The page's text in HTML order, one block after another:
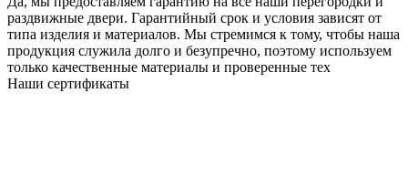
раздвижные двери. Гарантийный срок и условия зависят от
типа изделия и материалов. Мы стремимся к тому, чтобы наша
продукция служила долго и безупречно, поэтому используем
только качественные материалы и проверенные тех
Наши сертификаты